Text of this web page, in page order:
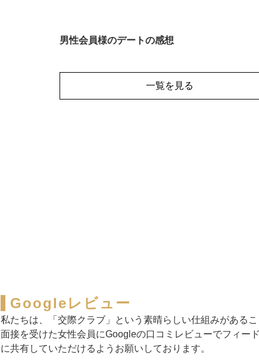
男性会員様のデートの感想
一覧を見る
Googleレビュー
私たちは、「交際クラブ」という素晴らしい仕組みがある
面接を受けた女性会員にGoogleの口コミレビューでフィー
に共有していただけるようお願いしております。